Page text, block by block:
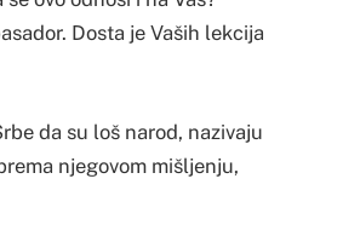
Dosta je Vaših lekcija
da su loš narod, nazivaju
njegovom mišljenju,